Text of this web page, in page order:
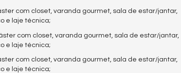
com closet, varanda gourmet, sala de estar/jantar,
e laje técnica;
com closet, varanda gourmet, sala de estar/jantar,
e laje técnica;
com closet, varanda gourmet, sala de estar/jantar,
e laje técnica;